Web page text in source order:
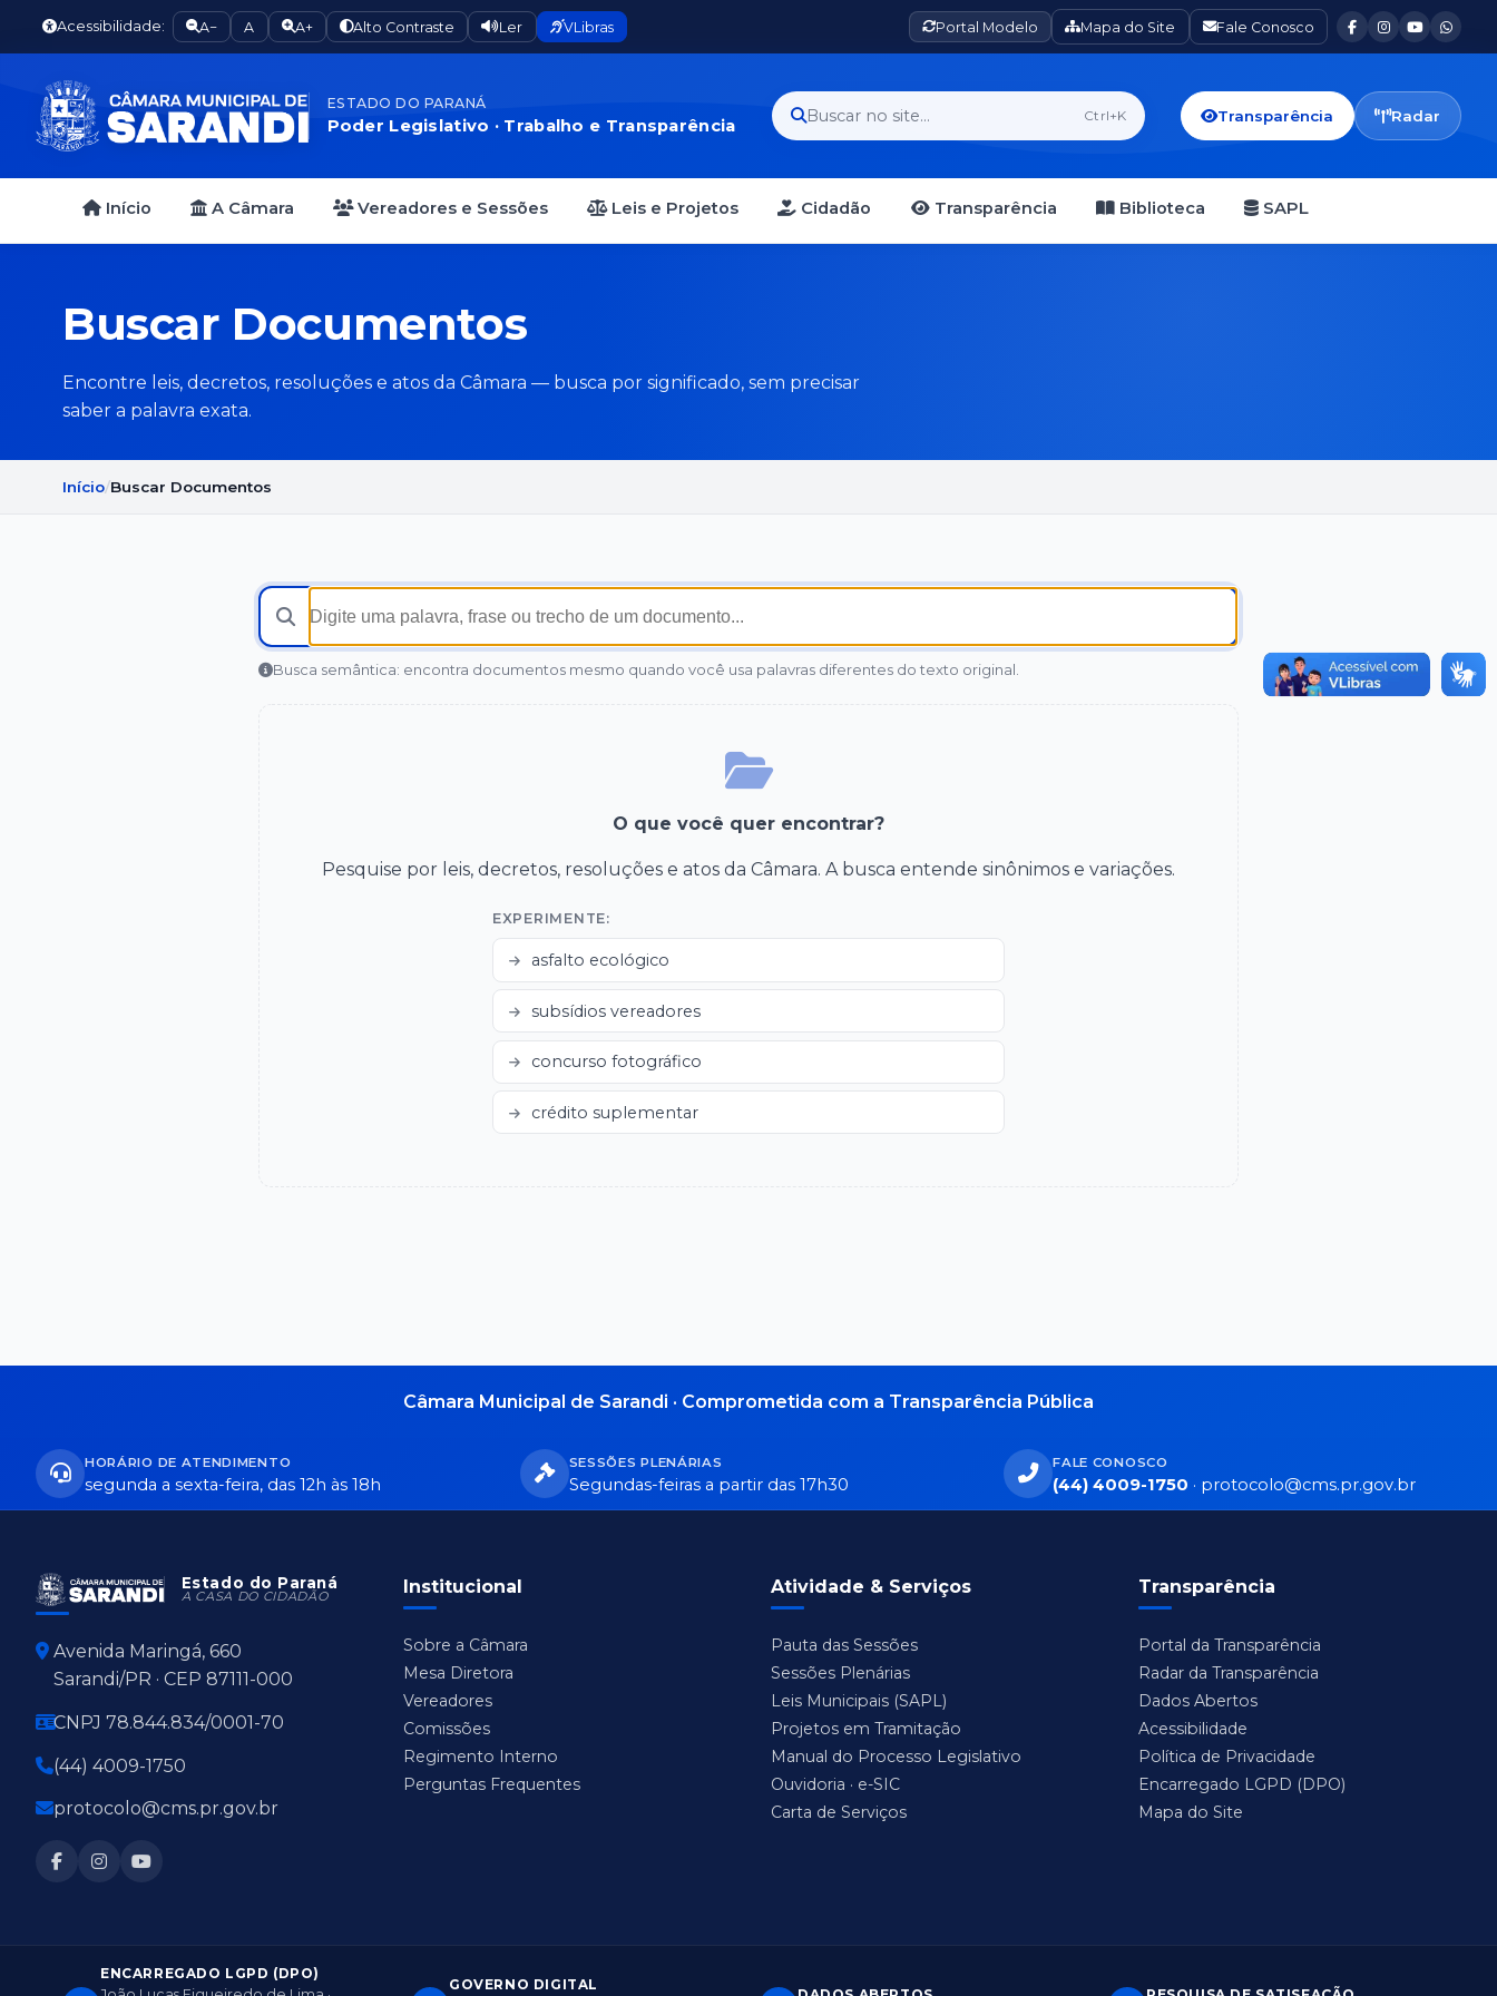
Acessibilidade: A− A A+ Alto Contraste Ler VLibras Portal Modelo Mapa do Site Fale Conosco
ESTADO DO PARANÁ
Poder Legislativo · Trabalho e Transparência
Buscar no site... Ctrl+K Transparência Radar
Início A Câmara Vereadores e Sessões Leis e Projetos Cidadão Transparência Biblioteca SAPL
Buscar Documentos
Encontre leis, decretos, resoluções e atos da Câmara — busca por significado, sem precisar
saber a palavra exata.
Início Buscar Documentos
Busca semântica: encontra documentos mesmo quando você usa palavras diferentes do texto original.
O que você quer encontrar?
Pesquise por leis, decretos, resoluções e atos da Câmara. A busca entende sinônimos e variações.
EXPERIMENTE:
asfalto ecológico
subsídios vereadores
concurso fotográfico
crédito suplementar
Câmara Municipal de Sarandi · Comprometida com a Transparência Pública
HORÁRIO DE ATENDIMENTO
segunda a sexta-feira, das 12h às 18h
SESSÕES PLENÁRIAS
Segundas-feiras a partir das 17h30
FALE CONOSCO
(44) 4009-1750 · protocolo@cms.pr.gov.br
Estado do Paraná
A CASA DO CIDADÃO
Avenida Maringá, 660
Sarandi/PR · CEP 87111-000
CNPJ 78.844.834/0001-70
(44) 4009-1750
protocolo@cms.pr.gov.br
Institucional
Sobre a Câmara
Mesa Diretora
Vereadores
Comissões
Regimento Interno
Perguntas Frequentes
Atividade & Serviços
Pauta das Sessões
Sessões Plenárias
Leis Municipais (SAPL)
Projetos em Tramitação
Manual do Processo Legislativo
Ouvidoria · e-SIC
Carta de Serviços
Transparência
Portal da Transparência
Radar da Transparência
Dados Abertos
Acessibilidade
Política de Privacidade
Encarregado LGPD (DPO)
Mapa do Site
ENCARREGADO LGPD (DPO)
GOVERNO DIGITAL